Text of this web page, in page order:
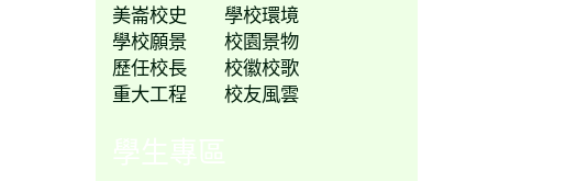
美崙校史
學校環境
學校願景
校園景物
歷任校長
校徽校歌
重大工程
校友風雲
學生專區